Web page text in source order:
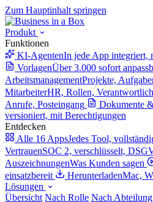
Zum Hauptinhalt springen
Produkt
Funktionen
KI-AgentenIn jede App integriert,
VorlagenÜber 3.000 sofort
ArbeitsmanagementProjekte,
MitarbeiterHR, Rollen,
Anrufe, Posteingang
Dokumente
versioniert, mit Berechtigungen
Entdecken
Alle 16 AppsJedes Tool,
VertrauenSOC 2, verschlüsselt,
AuszeichnungenWas Kunden sagen
einsatzbereit
HerunterladenMac,
Lösungen
Übersicht Nach Rolle Nach Abteilung